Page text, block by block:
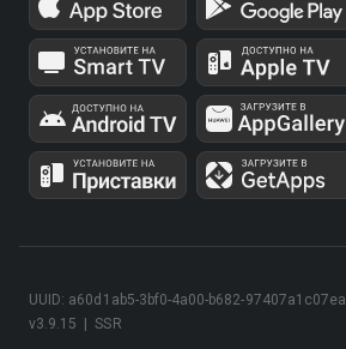
v3.9.15 SSR
UUID: a60d1ab5-3bf0-4a00-b682-97407a1c07ea